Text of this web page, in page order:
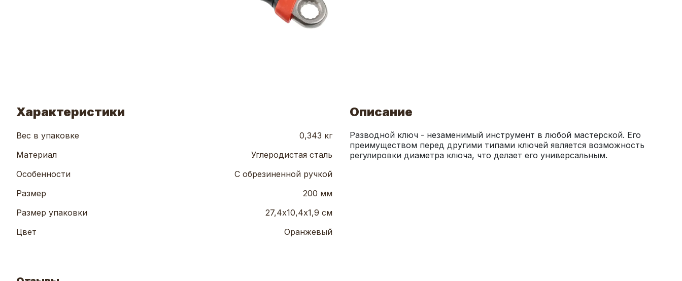
Характеристики
Вес в упаковке
0,343 кг
Материал
Углеродистая сталь
Особенности
С обрезиненной ручкой
Размер
200 мм
Размер упаковки
27,4х10,4х1,9 см
Цвет
Оранжевый
Описание
Разводной ключ - незаменимый инструмент в любой мастерской. Его
преимуществом перед другими типами ключей является возможность
регулировки диаметра ключа, что делает его универсальным.